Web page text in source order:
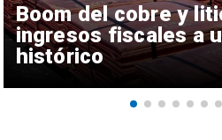
Boom del cobre y
ingresos fiscales a
histórico